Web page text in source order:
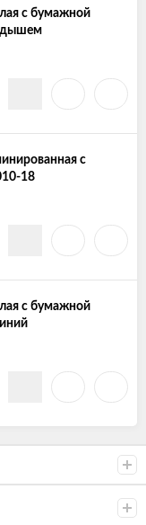
с бумажной
с
18
с бумажной